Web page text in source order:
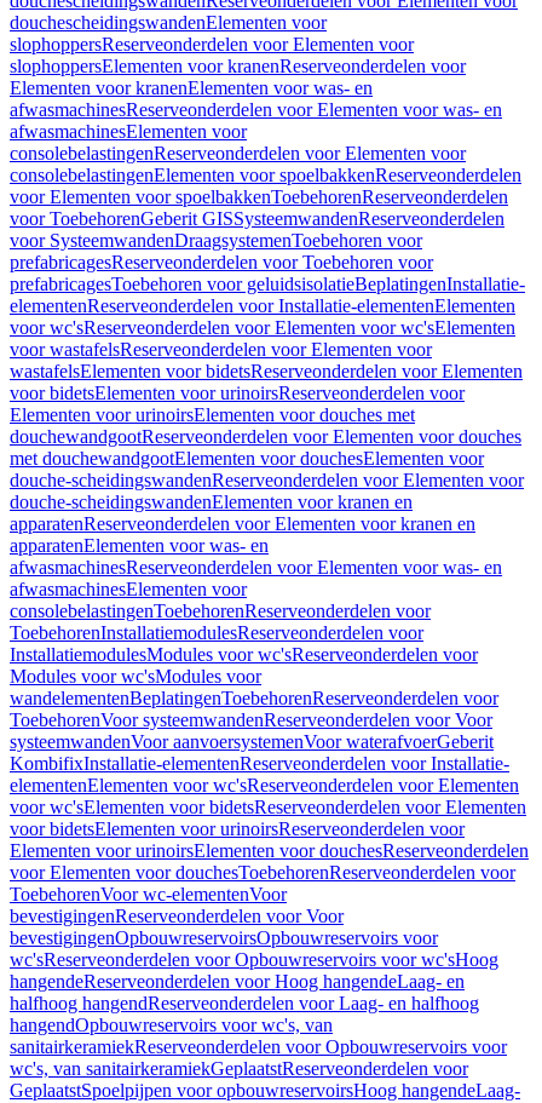
douchescheidingswandenElementen voor
slophoppersReserveonderdelen voor Elementen voor
slophoppersElementen voor kranenReserveonderdelen voor
Elementen voor kranenElementen voor was- en
afwasmachinesReserveonderdelen voor Elementen voor was- en
afwasmachinesElementen voor
consolebelastingenReserveonderdelen voor Elementen voor
consolebelastingenElementen voor spoelbakkenReserveonderdelen
voor Elementen voor spoelbakkenToebehorenReserveonderdelen
voor ToebehorenGeberit GISSysteemwandenReserveonderdelen
voor SysteemwandenDraagsystemenToebehoren voor
prefabricagesReserveonderdelen voor Toebehoren voor
prefabricagesToebehoren voor geluidsisolatieBeplatingenInstallatie-
elementenReserveonderdelen voor Installatie-elementenElementen
voor wc'sReserveonderdelen voor Elementen voor wc'sElementen
voor wastafelsReserveonderdelen voor Elementen voor
wastafelsElementen voor bidetsReserveonderdelen voor Elementen
voor bidetsElementen voor urinoirsReserveonderdelen voor
Elementen voor urinoirsElementen voor douches met
douchewandgootReserveonderdelen voor Elementen voor douches
met douchewandgootElementen voor douchesElementen voor
douche-scheidingswandenReserveonderdelen voor Elementen voor
douche-scheidingswandenElementen voor kranen en
apparatenReserveonderdelen voor Elementen voor kranen en
apparatenElementen voor was- en
afwasmachinesReserveonderdelen voor Elementen voor was- en
afwasmachinesElementen voor
consolebelastingenToebehorenReserveonderdelen voor
ToebehorenInstallatiemodulesReserveonderdelen voor
InstallatiemodulesModules voor wc'sReserveonderdelen voor
Modules voor wc'sModules voor
wandelementenBeplatingenToebehorenReserveonderdelen voor
ToebehorenVoor systeemwandenReserveonderdelen voor Voor
systeemwandenVoor aanvoersystemenVoor waterafvoerGeberit
KombifixInstallatie-elementenReserveonderdelen voor Installatie-
elementenElementen voor wc'sReserveonderdelen voor Elementen
voor wc'sElementen voor bidetsReserveonderdelen voor Elementen
voor bidetsElementen voor urinoirsReserveonderdelen voor
Elementen voor urinoirsElementen voor douchesReserveonderdelen
voor Elementen voor douchesToebehorenReserveonderdelen voor
ToebehorenVoor wc-elementenVoor
bevestigingenReserveonderdelen voor Voor
bevestigingenOpbouwreservoirsOpbouwreservoirs voor
wc'sReserveonderdelen voor Opbouwreservoirs voor wc'sHoog
hangendeReserveonderdelen voor Hoog hangendeLaag- en
halfhoog hangendReserveonderdelen voor Laag- en halfhoog
hangendOpbouwreservoirs voor wc's, van
sanitairkeramiekReserveonderdelen voor Opbouwreservoirs voor
wc's, van sanitairkeramiekGeplaatstReserveonderdelen voor
GeplaatstSpoelpijpen voor opbouwreservoirsHoog hangendeLaag-